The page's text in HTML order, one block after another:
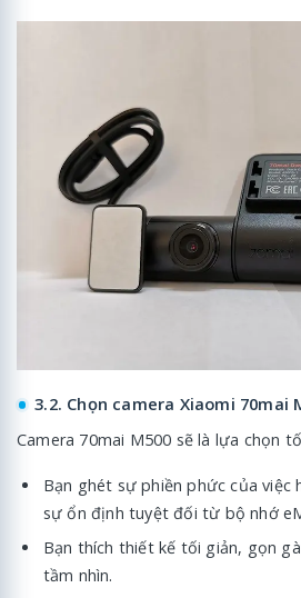
3.2. Chọn camera Xiaomi 70mai
Camera 70mai M500 sẽ là lựa chọn
Bạn ghét sự phiền phức của việc
sự ổn định tuyệt đối từ bộ nhớ
Bạn thích thiết kế tối giản, gọn
tầm nhìn.